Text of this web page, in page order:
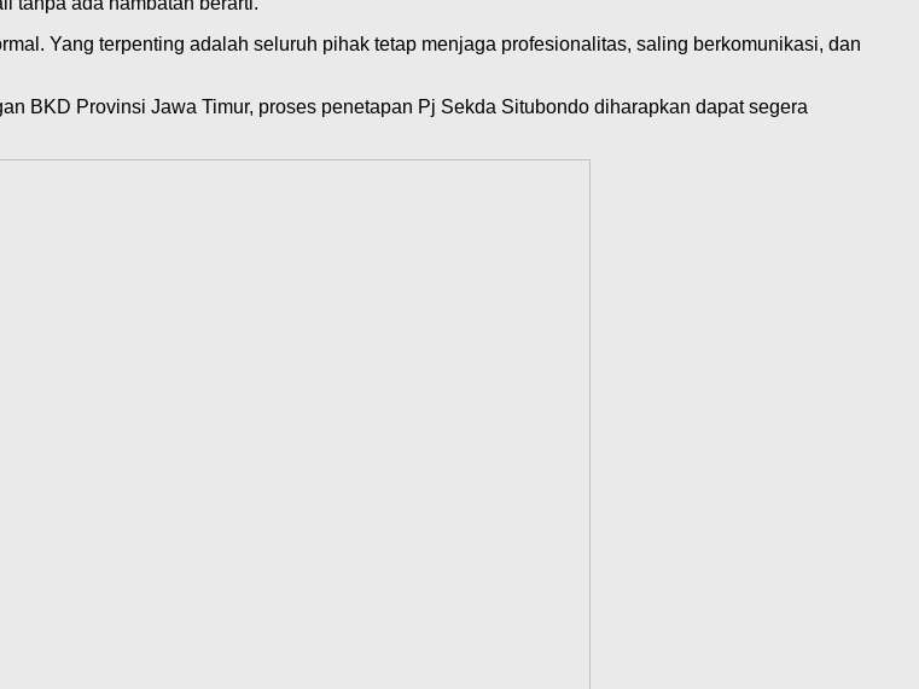
Yang terpenting adalah seluruh pihak tetap menjaga profesionalitas, saling berkomunikasi, dan
BKD Provinsi Jawa Timur, proses penetapan Pj Sekda Situbondo diharapkan dapat segera